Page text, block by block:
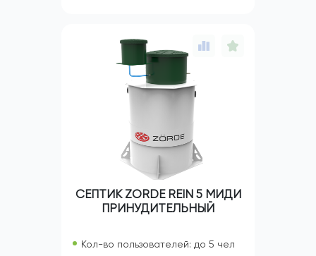
СЕПТИК ZORDE REIN 5 МИДИ
ПРИНУДИТЕЛЬНЫЙ
Кол-во пользователей: до 5 чел